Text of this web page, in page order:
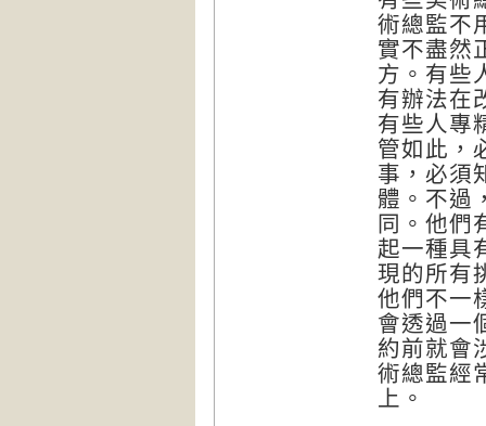
術總監不
實不盡然
方。有些
有辦法在
有些人專
管如此，
事，必須
體。不過
同。他們
起一種具
現的所有
他們不一
會透過一
約前就會
術總監經
上。